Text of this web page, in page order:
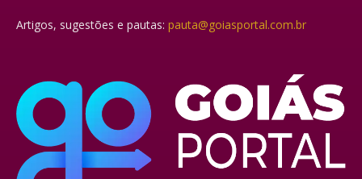
Artigos, sugestões e pautas: pauta@goiasportal.com.br